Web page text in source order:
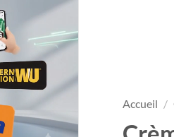
Accueil /